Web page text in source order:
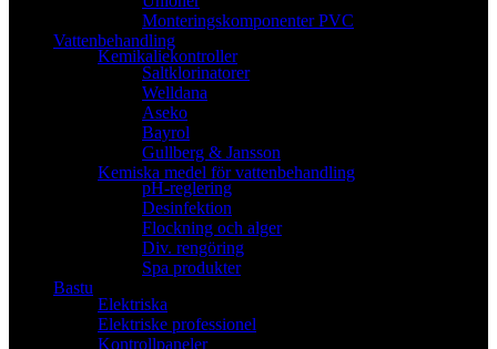
Monteringskomponenter PVC
Vattenbehandling
Kemikaliekontroller
Saltklorinatorer
Welldana
Aseko
Bayrol
Gullberg & Jansson
Kemiska medel för vattenbehandling
pH-reglering
Desinfektion
Flockning och alger
Div. rengöring
Spa produkter
Bastu
Elektriska
Elektriske professionel
Kontrollpaneler